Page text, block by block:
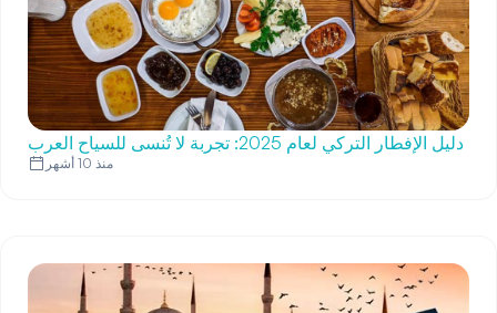
دليل الإفطار التركي لعام 2025: تجربة لا تُنسى للسياح العرب
منذ 10 أشهر